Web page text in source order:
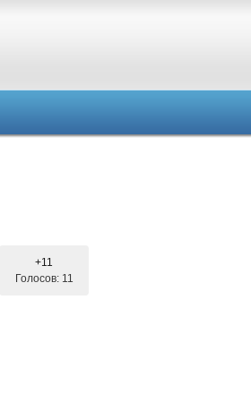
+11
Голосов: 11